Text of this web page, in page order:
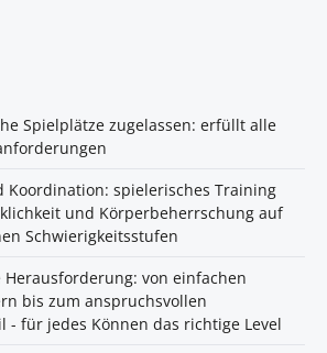
Spielplätze zugelassen: erfüllt alle
Koordination: spielerisches Training
und Körperbeherrschung auf
Schwierigkeitsstufen
Herausforderung: von einfachen
bis zum anspruchsvollen
- für jedes Können das richtige Level